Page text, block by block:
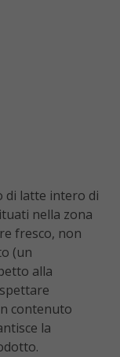
di latte intero di
nella zona
fresco, non
(un
alla
contenuto
la